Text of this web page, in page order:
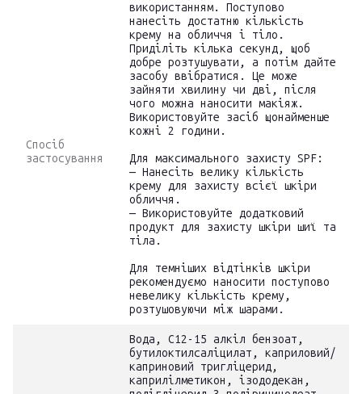
Спосіб
застосування
використанням. Поступово
нанесіть достатню кількість
крему на обличчя і тіло.
Приділіть кілька секунд, щоб
добре розтушувати, а потім дайте
засобу ввібратися. Це може
зайняти хвилину чи дві, після
чого можна наносити макіяж.
Використовуйте засіб щонайменше
кожні 2 години.
Для максимального захисту SPF:
— Нанесіть велику кількість
крему для захисту всієї шкіри
обличчя.
— Використовуйте додатковий
продукт для захисту шкіри шиї та
тіла.
Для темніших відтінків шкіри
рекомендуємо наносити поступово
невелику кількість крему,
розтушовуючи між шарами.
Вода, С12-15 алкіл бензоат,
бутилоктилсаліцилат, каприловий/
каприновий тригліцерид,
каприлілметикон, ізододекан,